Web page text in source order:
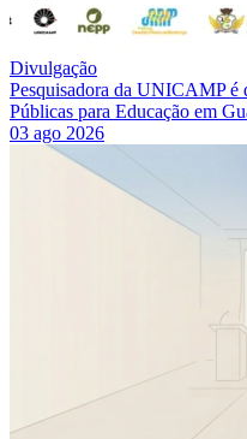
Divulgação
Pesquisadora da UNICAMP é
Públicas para Educação em
03 ago 2026